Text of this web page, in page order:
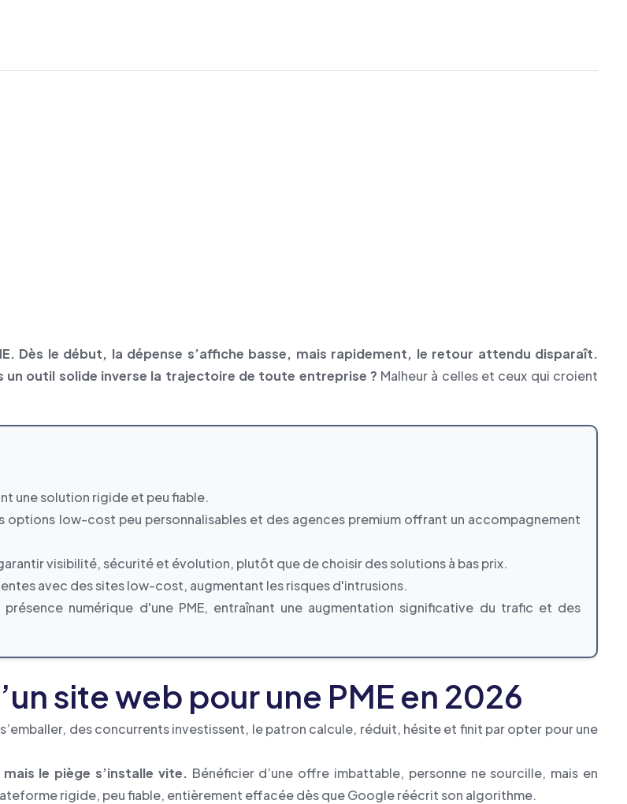
Dès le début, la dépense s’affiche basse, mais rapidement, le retour attendu disparaît.
un outil solide inverse la trajectoire de toute entreprise ? Malheur à celles et ceux qui croient
une solution rigide et peu fiable.
low-cost peu personnalisables et des agences premium offrant un accompagnement
visibilité, sécurité et évolution, plutôt que de choisir des solutions à bas prix.
avec des sites low-cost, augmentant les risques d'intrusions.
numérique d'une PME, entraînant une augmentation significative du trafic et des
site web pour une PME en 2026
des concurrents investissent, le patron calcule, réduit, hésite et finit par opter pour une
le piège s’installe vite. Bénéficier d’une offre imbattable, personne ne sourcille, mais en
rigide, peu fiable, entièrement effacée dès que Google réécrit son algorithme.